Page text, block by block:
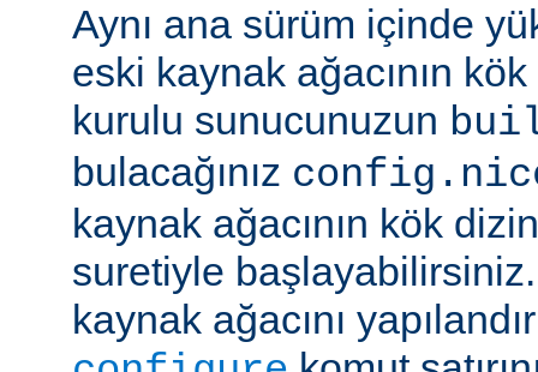
Aynı ana sürüm içinde
eski kaynak ağacının
kurulu sunucunuzun
bulacağınız
kaynak ağacının kök
suretiyle
kaynak ağacını